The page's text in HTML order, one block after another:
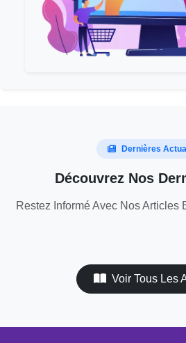
Dernières
Découvrez Nos
Restez Informé Avec Nos Articles
Voir Tous Les